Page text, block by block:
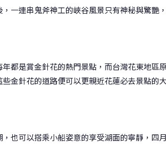
一連串鬼斧神工的峽谷風景只有神秘與驚艷
都是賞金針花的熱門景點，而台灣花東地區
金針花的道路便可以更親近花蓮必去景點的
也可以搭乘小船姿意的享受湖面的寧靜，四